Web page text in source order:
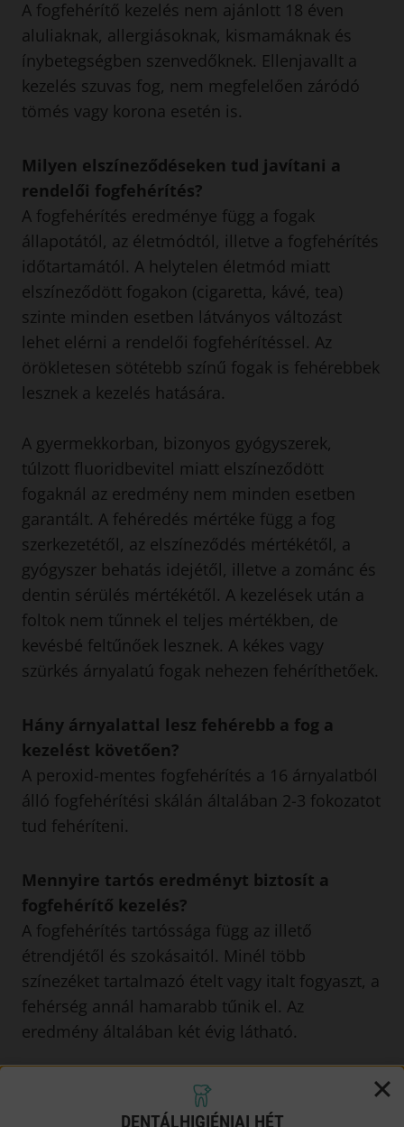
A fogfehérítő kezelés nem ajánlott 18 éven
aluliaknak, allergiásoknak, kismamáknak és
ínybetegségben szenvedőknek. Ellenjavallt a
kezelés szuvas fog, nem megfelelően záródó
tömés vagy korona esetén is.
Milyen elszíneződéseken tud javítani a
rendelői fogfehérítés?
A fogfehérítés eredménye függ a fogak
állapotától, az életmódtól, illetve a fogfehérítés
időtartamától. A helytelen életmód miatt
elszíneződött fogakon (cigaretta, kávé, tea)
szinte minden esetben látványos változást
lehet elérni a rendelői fogfehérítéssel. Az
örökletesen sötétebb színű fogak is fehérebbek
lesznek a kezelés hatására.
A gyermekkorban, bizonyos gyógyszerek,
túlzott fluoridbevitel miatt elszíneződött
fogaknál az eredmény nem minden esetben
garantált. A fehéredés mértéke függ a fog
szerkezetétől, az elszíneződés mértékétől, a
gyógyszer behatás idejétől, illetve a zománc és
dentin sérülés mértékétől. A kezelések után a
foltok nem tűnnek el teljes mértékben, de
kevésbé feltűnőek lesznek. A kékes vagy
szürkés árnyalatú fogak nehezen fehéríthetőek.
Hány árnyalattal lesz fehérebb a fog a
kezelést követően?
A peroxid-mentes fogfehérítés a 16 árnyalatból
álló fogfehérítési skálán általában 2-3 fokozatot
tud fehéríteni.
Mennyire tartós eredményt biztosít a
fogfehérítő kezelés?
A fogfehérítés tartóssága függ az illető
étrendjétől és szokásaitól. Minél több
színezéket tartalmazó ételt vagy italt fogyaszt, a
fehérség annál hamarabb tűnik el. Az
eredmény általában két évig látható.
Mennyi ideig tart a fogfehérítés?
A fogfehérítő kezelés alkalmanként 3×10 percig
DENTÁLHIGIÉNIAI HÉT